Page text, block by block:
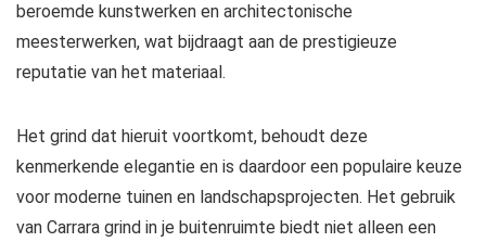
beroemde kunstwerken en architectonische
meesterwerken, wat bijdraagt aan de prestigieuze
reputatie van het materiaal.
Het grind dat hieruit voortkomt, behoudt deze
kenmerkende elegantie en is daardoor een populaire keuze
voor moderne tuinen en landschapsprojecten. Het gebruik
van Carrara grind in je buitenruimte biedt niet alleen een